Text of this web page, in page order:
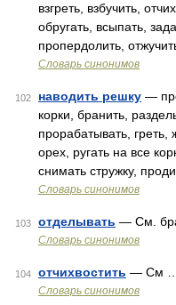
взгреть, взбучить,
обругать, всыпать,
пропердолить,
Словарь синонимов
102 наводить решку —
корки, бранить,
прорабатывать, греть,
орех, ругать на все
снимать стружку,
Словарь синонимов
103 отделывать — См.
Словарь синонимов
104 отчихвостить — См …
Словарь синонимов